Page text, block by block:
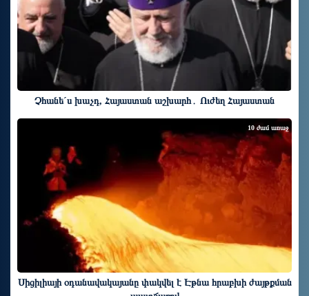
Չհանե´ս խաչդ, Հայաստան աշխարհ․ Ուժեղ Հայաստան
Սիցիլիայի օդանավակայանը փակվել է Էթնա հրաբխի ժայթքման
10 ժամ առաջ